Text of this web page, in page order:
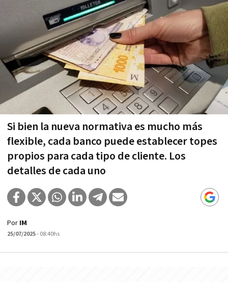
Si bien la nueva normativa es mucho más
flexible, cada banco puede establecer topes
propios para cada tipo de cliente. Los
detalles de cada uno
Por IM
25/07/2025- 08:40hs